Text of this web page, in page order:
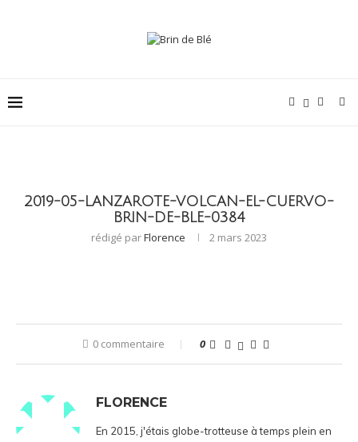
2019-05-LANZAROTE-VOLCAN-EL-CUERVO-
BRIN-DE-BLE-0384
rédigé parFlorence 2 mars 2023
0 commentaire 0
FLORENCE
En 2015, j'étais globe-trotteuse à temps plein en